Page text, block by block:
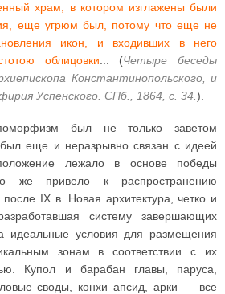
храм, в котором изглажены были
еще угрюм был, потому что еще не
икон, и входивших в него
облицовки ... (Четыре беседы
Константинопольского, и
Успенского. СПб., 1864, с. 34. ).
был не только заветом
еще и неразрывно связан с идеей
лежало в основе победы
же привело к распространению
IX в. Новая архитектура, четко и
систему завершающих
идеальные условия для размещения
зонам в соответствии с их
Купол и барабан главы, паруса,
своды, конхи апсид, арки — все